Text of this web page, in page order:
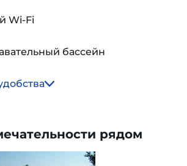
Wi-Fi
бассейн
рядом